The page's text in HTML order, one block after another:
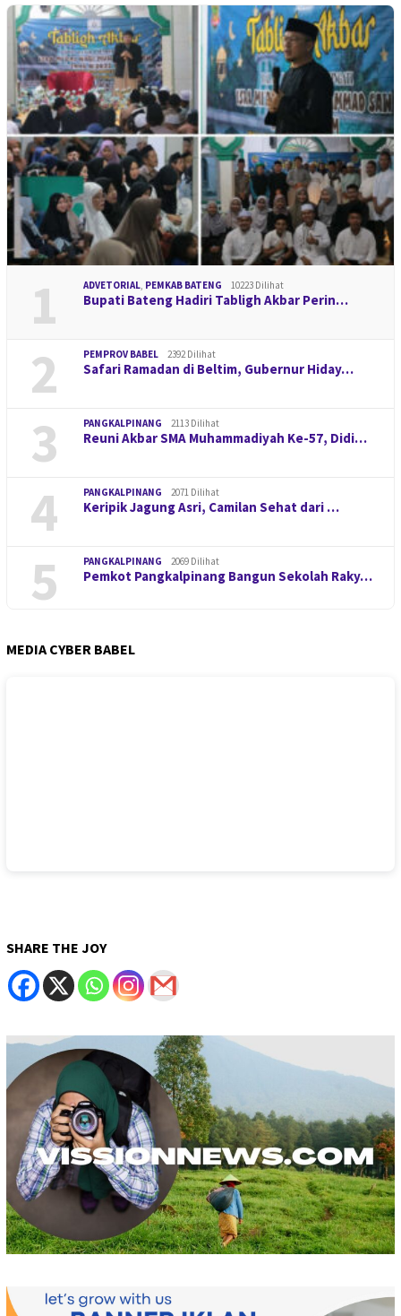
1 ADVETORIAL PEMKAB BATENG 10223 Dilihat
Bupati Bateng Hadiri Tabligh Akbar Perin…
2 PEMPROV BABEL 2392 Dilihat
Safari Ramadan di Beltim, Gubernur Hiday…
3 PANGKALPINANG 2113 Dilihat
Reuni Akbar SMA Muhammadiyah Ke-57, Didi…
4 PANGKALPINANG 2071 Dilihat
Keripik Jagung Asri, Camilan Sehat dari …
5 PANGKALPINANG 2069 Dilihat
Pemkot Pangkalpinang Bangun Sekolah Raky…
MEDIA CYBER BABEL
SHARE THE JOY